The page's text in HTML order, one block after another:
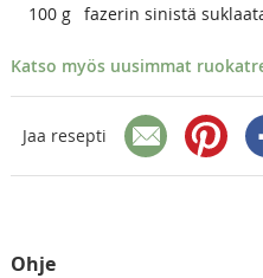
100 g fazerin sinistä
Katso myös uusimmat
Jaa resepti
Ohje